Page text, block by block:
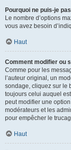
Pourquoi ne puis-je
Le nombre d’options
vous avez besoin
Haut
Comment modifier ou
Comme pour les
l’auteur original, un
sondage, cliquez sur le
toujours celui auquel
peut modifier une
modérateurs et les
pour empêcher le
Haut